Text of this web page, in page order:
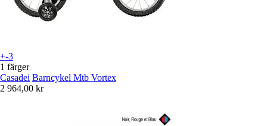
+-3
1 färger
Casadei Barncykel Mtb Vortex
2 964,00 kr